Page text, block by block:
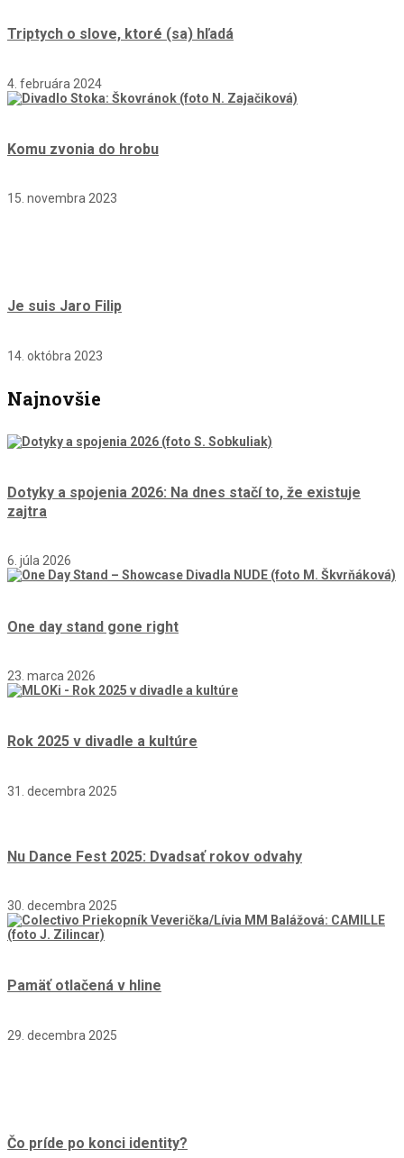
Triptych o slove, ktoré (sa) hľadá
4. februára 2024
Komu zvonia do hrobu
15. novembra 2023
Je suis Jaro Filip
14. októbra 2023
Najnovšie
Dotyky a spojenia 2026: Na dnes stačí to, že existuje
zajtra
6. júla 2026
One day stand gone right
23. marca 2026
Rok 2025 v divadle a kultúre
31. decembra 2025
Nu Dance Fest 2025: Dvadsať rokov odvahy
30. decembra 2025
Pamäť otlačená v hline
29. decembra 2025
Čo príde po konci identity?